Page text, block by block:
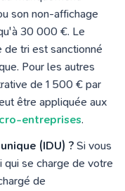
son non-affichage
30 000 €. Le
tri est sanctionné
Pour les autres
de 1 500 € par
être appliquée aux
entreprises.
(IDU) ? Si vous
qui se charge de votre
de